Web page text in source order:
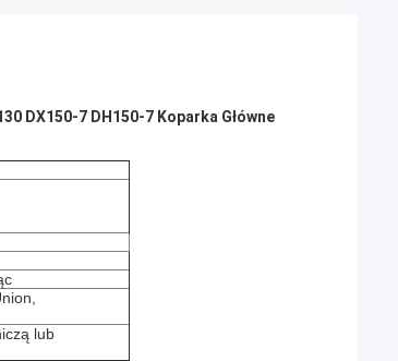
DX150-7 DH150-7 Koparka Główne
lub